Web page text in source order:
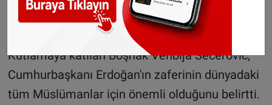
sloganlarla kutladı.
Kutlamaya katılan Boşnak Vehbija Secerovic,
Cumhurbaşkanı Erdoğan'ın zaferinin dünyadaki
tüm Müslümanlar için önemli olduğunu belirtti.